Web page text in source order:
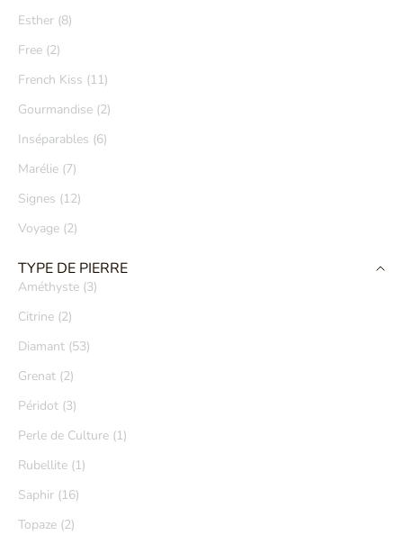
Esther (8)
Free (2)
French Kiss (11)
Gourmandise (2)
Inséparables (6)
Marélie (7)
Signes (12)
Voyage (2)
TYPE DE PIERRE
Améthyste (3)
Citrine (2)
Diamant (53)
Grenat (2)
Péridot (3)
Perle de Culture (1)
Rubellite (1)
Saphir (16)
Topaze (2)